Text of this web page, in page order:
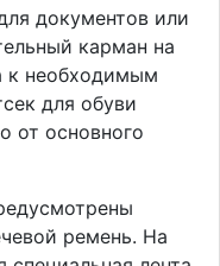
документов или
карман на
к необходимым
для обуви
от основного
ремень. На